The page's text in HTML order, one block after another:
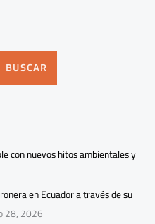
BUSCAR
con nuevos hitos ambientales y
en Ecuador a través de su
28, 2026